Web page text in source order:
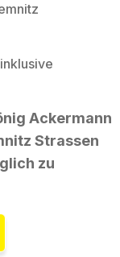
Ackermann
Strassen
zu